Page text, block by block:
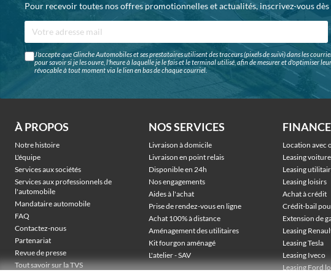
Pour recevoir toutes nos offres promotionnelles et actualités, inscrivez-vous
J'accepte que Glinche Automobiles et ses prestataires utilisent des traceurs (pixels de suivi) dans les
pour savoir si je les ouvre, l'heure à laquelle je le fais et le terminal utilisé, afin de mesurer et d'optimiser
révocable à tout moment via le lien en bas de chaque courriel.
À PROPOS
Notre histoire
L'équipe
Services aux sociétés
Services aux professionnels de
l'automobile
Mandataire automobile
FAQ
Contactez-nous
Partenariat
Revue de presse
Tout savoir sur la TVS
NOS SERVICES
Livraison à domicile
Livraison en point relais
Disponible en 24h
Nos engagements
Aides à l'achat
Prise de rendez-vous en ligne
Achat 100% à distance
Aménagement des utilitaires
Kit fourgon aménagé
L'atelier - SAV
Location avec
Leasing voiture
Leasing
Leasing loisirs
Achat à crédit
Crédit-bail
Extension de
Leasing
Leasing Tesla
Leasing Iveco
Leasing Ford